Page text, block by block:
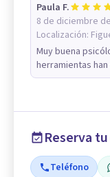
Paula F.
8 de diciembre
Localización:
Muy buena
herramientas
Reserva
Teléfono